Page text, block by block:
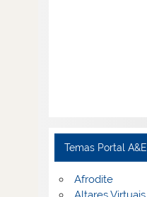
Temas Portal A&E
Afrodite